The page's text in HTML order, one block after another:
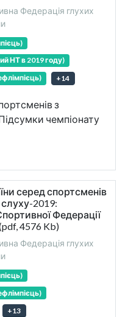
Федерація глухих
НТ в 2019 году)
+14
з
чемпіонату
серед спортсменів
2019:
Федерації
4576 Kb)
Федерація глухих
+13